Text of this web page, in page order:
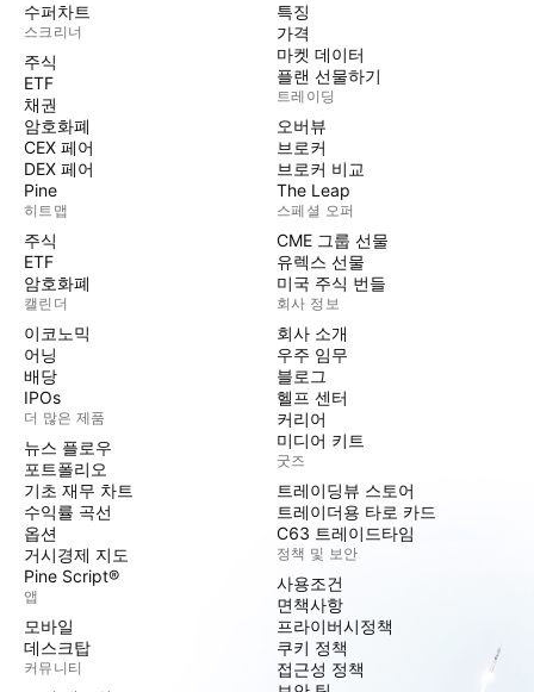
수퍼차트
스크리너
주식
ETF
채권
암호화폐
CEX 페어
DEX 페어
Pine
히트맵
주식
ETF
암호화폐
캘린더
이코노믹
어닝
배당
IPOs
더 많은 제품
뉴스 플로우
포트폴리오
기초 재무 차트
수익률 곡선
옵션
거시경제 지도
Pine Script®
앱
모바일
데스크탑
커뮤니티
특징
가격
마켓 데이터
플랜 선물하기
트레이딩
오버뷰
브로커
브로커 비교
The Leap
스페셜 오퍼
CME 그룹 선물
유렉스 선물
미국 주식 번들
회사 정보
회사 소개
우주 임무
블로그
헬프 센터
커리어
미디어 키트
굿즈
트레이딩뷰 스토어
트레이더용 타로 카드
C63 트레이드타임
정책 및 보안
사용조건
면책사항
프라이버시정책
쿠키 정책
접근성 정책